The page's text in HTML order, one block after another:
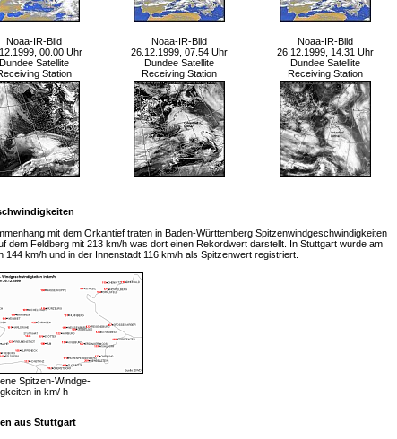
Noaa-IR-Bild
00.00 Uhr
Dundee Satellite
Station
Noaa-IR-Bild
26.12.1999, 07.54 Uhr
Dundee Satellite
Receiving Station
Noaa-IR-Bild
26.12.1999, 14.31 Uhr
Dundee Satellite
Receiving Station
mit dem Orkantief traten in Baden-Württemberg Spitzenwindgeschwindigkeiten
dem Feldberg mit 213 km/h was dort einen Rekordwert darstellt. In Stuttgart wurde am
144 km/h und in der Innenstadt 116 km/h als Spitzenwert registriert.
Spitzen-Windge-
in km/ h
aus Stuttgart